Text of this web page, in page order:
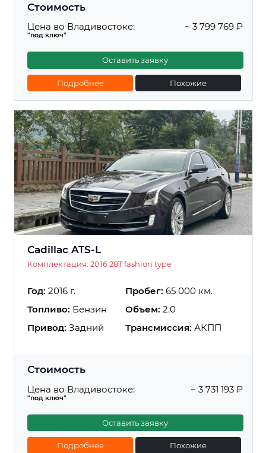
Стоимость
Цена во Владивостоке:
"под ключ"
~ 3 799 769 ₽
Оставить заявку
Подробнее Похожие
Cadillac ATS-L
Комплектация: 2016 28T fashion type
Год: 2016 г. Пробег: 65 000 км.
Топливо: Бензин Объем: 2.0
Привод: Задний Трансмиссия: АКПП
Стоимость
Цена во Владивостоке:
"под ключ"
~ 3 731 193 ₽
Оставить заявку
Подробнее Похожие